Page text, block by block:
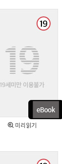
미리읽기